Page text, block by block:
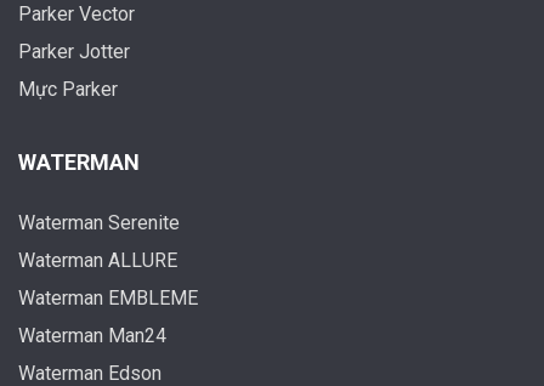
Parker Vector
Parker Jotter
Mực Parker
WATERMAN
Waterman Serenite
Waterman ALLURE
Waterman EMBLEME
Waterman Man24
Waterman Edson